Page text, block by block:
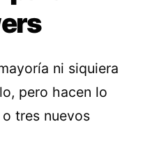
ni siquiera
pero hacen lo
tres nuevos